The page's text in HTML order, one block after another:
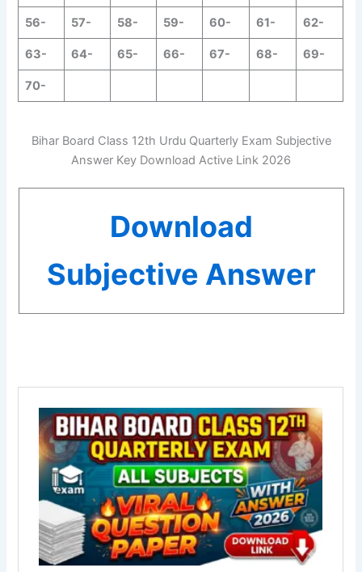
56- 57- 58- 59- 60- 61- 62-
63- 64- 65- 66- 67- 68- 69-
70-
Bihar Board Class 12th Urdu Quarterly Exam Subjective
Answer Key Download Active Link 2026
Download
Subjective Answer